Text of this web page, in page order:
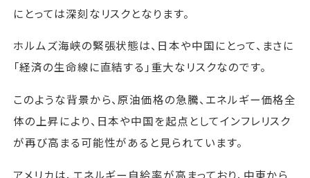
にとっては深刻なリスクとなります。
ホルムズ海峡の緊張状態は、日本や中国にとって、まさに
「経済の生命線に直結する」重大なリスクなのです。
このような背景から、原油価格の急騰、エネルギー価格全
体の上昇により、日本や中国を起点としてインフレリスク
が再び高まる可能性があると見られています。
アメリカは、エネルギー自給率が高まっており、中東から